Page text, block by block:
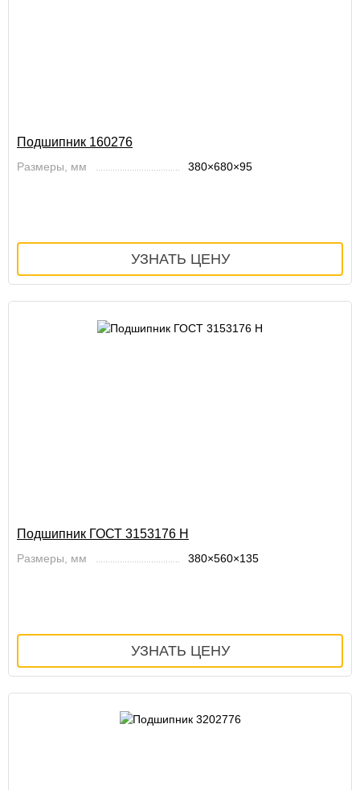
Подшипник 160276
Размеры, мм 380×680×95
Подшипник ГОСТ 3153176 Н
Размеры, мм 380×560×135